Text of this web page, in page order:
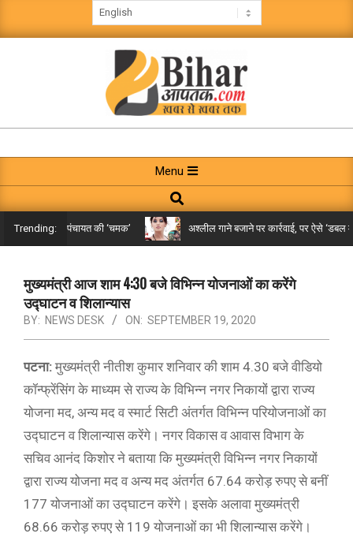
to
BIHAR
AAPTAK
Navigation
Menu
Menu
Search
Trending:
गरारी पंचायत की ‘चमक’ अश्लील गाने बजाने पर कार्रवाई, पर ऐसे ‘डबल
मुख्यमंत्री आज शाम 4:30 बजे विभिन्न योजनाओं का करेंगे
उद्घाटन व शिलान्यास
BY: NEWS DESK ON: SEPTEMBER 19, 2020
पटना: मुख्यमंत्री नीतीश कुमार शनिवार की शाम 4.30 बजे वीडियो
कॉन्फ्रेंसिंग के माध्यम से राज्य के विभिन्न नगर निकायों द्वारा राज्य
योजना मद, अन्य मद व स्मार्ट सिटी अंतर्गत विभिन्न परियोजनाओं का
उद्घाटन व शिलान्यास करेंगे। नगर विकास व आवास विभाग के
सचिव आनंद किशोर ने बताया कि मुख्यमंत्री विभिन्न नगर निकायों
द्वारा राज्य योजना मद व अन्य मद अंतर्गत 67.64 करोड़ रुपए से बनीं
177 योजनाओं का उद्घाटन करेंगे। इसके अलावा मुख्यमंत्री
68.66 करोड़ रुपए से 119 योजनाओं का भी शिलान्यास करेंगे।